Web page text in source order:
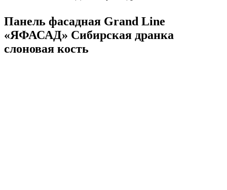
Панель фасадная Grand Line
«ЯФАСАД» Сибирская дранка
слоновая кость